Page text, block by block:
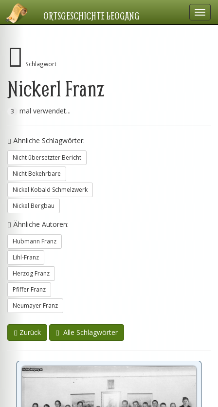
ORTSGESCHICHTE LEOGANG
Schlagwort
Nickerl Franz
3 mal verwendet...
Ähnliche Schlagwörter:
Nicht übersetzter Bericht
Nicht Bekehrbare
Nickel Kobald Schmelzwerk
Nickel Bergbau
Ähnliche Autoren:
Hubmann Franz
Lihl-Franz
Herzog Franz
Pfiffer Franz
Neumayer Franz
Zurück Alle Schlagwörter